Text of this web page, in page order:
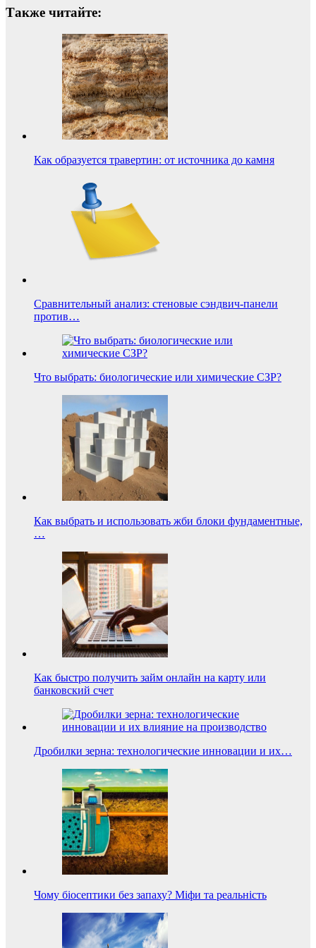
Также читайте:
Как образуется травертин: от источника до камня
Сравнительный анализ: стеновые сэндвич-панели
против…
Что выбрать: биологические или химические СЗР?
Как выбрать и использовать жби блоки фундаментные,
…
Как быстро получить займ онлайн на карту или
банковский счет
Дробилки зерна: технологические инновации и их…
Чому біосептики без запаху? Міфи та реальність